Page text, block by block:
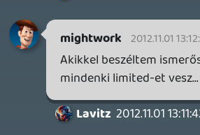
Lavitz 2012.11.01 12:08:49
Lavitz 2012.11.01 12:08:49 #0br6h
gondolom lesz vagy 2400msp live-ről
töltve a kód.